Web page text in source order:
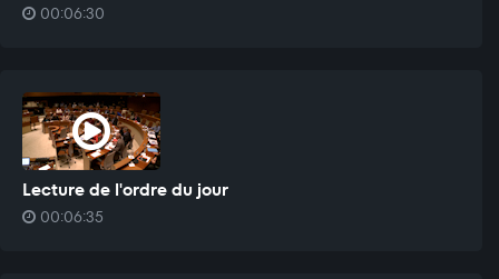
00:06:30
Lecture de l'ordre du jour
00:06:35